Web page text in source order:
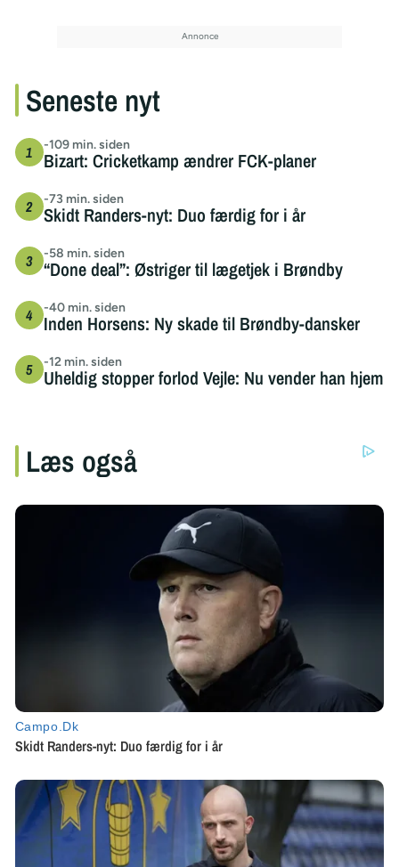
Seneste nyt
-109 min. siden
Bizart: Cricketkamp ændrer FCK-planer
-73 min. siden
Skidt Randers-nyt: Duo færdig for i år
-58 min. siden
“Done deal”: Østriger til lægetjek i Brøndby
-40 min. siden
Inden Horsens: Ny skade til Brøndby-dansker
-12 min. siden
Uheldig stopper forlod Vejle: Nu vender han hjem